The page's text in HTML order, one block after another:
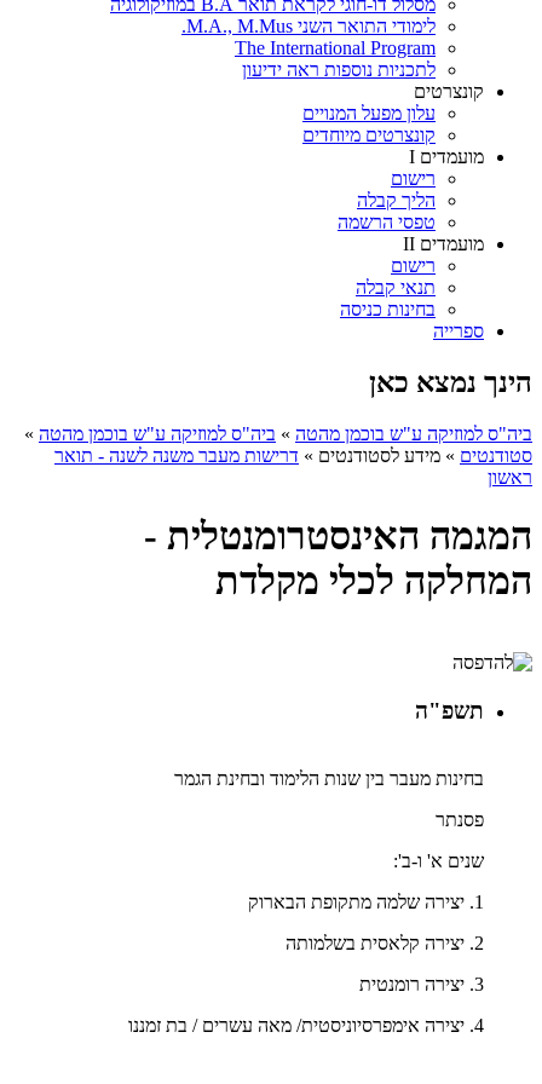
מסלול דו-חוגי לקראת תואר B.A במוזיקולוגיה
לימודי התואר השני M.A., M.Mus.
The International Program
לתכניות נוספות ראה ידיעון
קונצרטים
עלון מפעל המנויים
קונצרטים מיוחדים
מועמדים I
רישום
הליך קבלה
טפסי הרשמה
מועמדים II
רישום
תנאי קבלה
בחינות כניסה
ספרייה
הינך נמצא כאן
ביה"ס למוזיקה ע"ש בוכמן מהטה » ביה"ס למוזיקה ע"ש בוכמן מהטה »
סטודנטים » מידע לסטודנטים » דרישות מעבר משנה לשנה - תואר
ראשון
המגמה האינסטרומנטלית -
המחלקה לכלי מקלדת
תשפ"ה
בחינות מעבר בין שנות הלימוד ובחינת הגמר
פסנתר
שנים א' ו-ב':
1. יצירה שלמה מתקופת הבארוק
2. יצירה קלאסית בשלמותה
3. יצירה רומנטית
4. יצירה אימפרסיוניסטית/ מאה עשרים / בת זמננו